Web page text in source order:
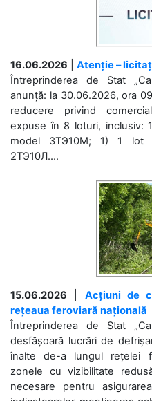
16.06.2026
Atenție –
Întreprinderea de Stat
anunță: la 30.06.2026, ora
reducere privind
expuse în 8 loturi, inclusiv:
model 3ТЭ10М; 1) 1 lot
2ТЭ10Л....
15.06.2026
Acțiuni de
rețeaua feroviară națională
Întreprinderea de Stat
desfășoară lucrări de
înalte de-a lungul rețelei
zonele cu vizibilitate
necesare pentru